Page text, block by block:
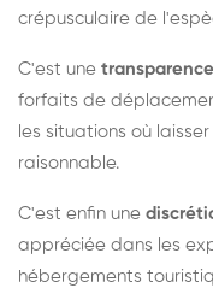
crépusculaire de
C'est une
forfaits de
les situations où
raisonnable.
C'est enfin une
appréciée dans les
hébergements